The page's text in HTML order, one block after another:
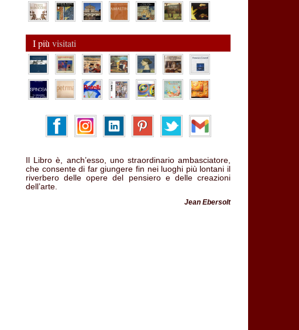
I più visitati
Il Libro è, anch’esso, uno straordinario ambasciatore,
che consente di far giungere fin nei luoghi più lontani il
riverbero delle opere del pensiero e delle creazioni
dell’arte.
Jean Ebersolt